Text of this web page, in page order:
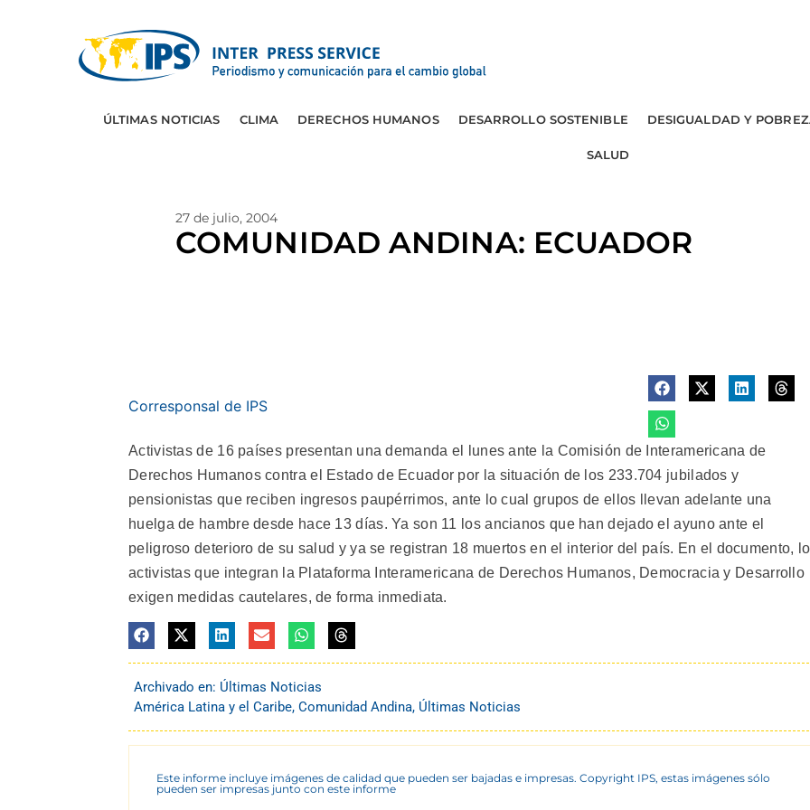
ÚLTIMAS NOTICIAS CLIMA DERECHOS HUMANOS DESARROLLO SOSTENIBLE DESIGUALDAD Y
SALUD
27 de julio, 2004
COMUNIDAD ANDINA: ECUADOR
Corresponsal de IPS
Activistas de 16 países presentan una demanda el lunes ante la Comisión de Interamericana de
Derechos Humanos contra el Estado de Ecuador por la situación de los 233.704 jubilados y
pensionistas que reciben ingresos paupérrimos, ante lo cual grupos de ellos llevan adelante una
huelga de hambre desde hace 13 días. Ya son 11 los ancianos que han dejado el ayuno ante el
peligroso deterioro de su salud y ya se registran 18 muertos en el interior del país. En el documento,
activistas que integran la Plataforma Interamericana de Derechos Humanos, Democracia y Desarrollo
exigen medidas cautelares, de forma inmediata.
Archivado en: Últimas Noticias
América Latina y el Caribe, Comunidad Andina, Últimas Noticias
Este informe incluye imágenes de calidad que pueden ser bajadas e impresas. Copyright IPS, estas imágenes sólo
pueden ser impresas junto con este informe